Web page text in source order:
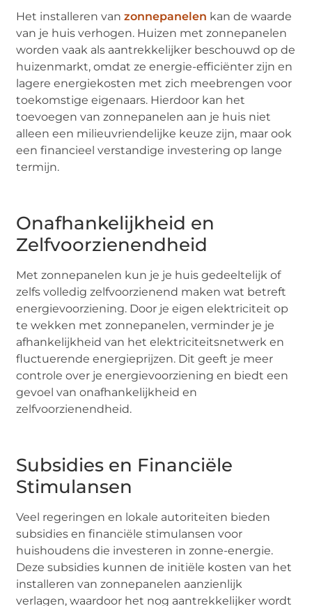
Het installeren vanzonnepanelen kan de waarde
van je huis verhogen. Huizen met zonnepanelen
worden vaak als aantrekkelijker beschouwd op de
huizenmarkt, omdat ze energie-efficiënter zijn en
lagere energiekosten met zich meebrengen voor
toekomstige eigenaars. Hierdoor kan het
toevoegen van zonnepanelen aan je huis niet
alleen een milieuvriendelijke keuze zijn, maar ook
een financieel verstandige investering op lange
termijn.
Onafhankelijkheid en
Zelfvoorzienendheid
Met zonnepanelen kun je je huis gedeeltelijk of
zelfs volledig zelfvoorzienend maken wat betreft
energievoorziening. Door je eigen elektriciteit op
te wekken met zonnepanelen, verminder je je
afhankelijkheid van het elektriciteitsnetwerk en
fluctuerende energieprijzen. Dit geeft je meer
controle over je energievoorziening en biedt een
gevoel van onafhankelijkheid en
zelfvoorzienendheid.
Subsidies en Financiële
Stimulansen
Veel regeringen en lokale autoriteiten bieden
subsidies en financiële stimulansen voor
huishoudens die investeren in zonne-energie.
Deze subsidies kunnen de initiële kosten van het
installeren van zonnepanelen aanzienlijk
verlagen, waardoor het nog aantrekkelijker wordt